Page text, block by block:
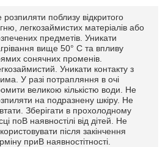
розпиляти поблизу відкритого
легкозаймистих матеріалів або
предметів. Уникати
вище 50° С та впливу
сонячних променів.
Уникати контакту з
У разі потрапляння в очі
великою кількістю води. Не
на подразнену шкіру. Не
Зберігати в прохолодному
поВ наявностілі від дітей. Не
після закінчення
приВ наявностітності.